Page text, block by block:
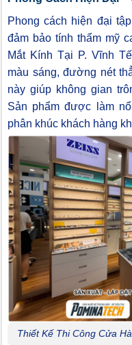
Phong cách hiện đại
đảm bảo tính thẩm mỹ
Mắt Kính Tại P. Vĩnh
màu sáng, đường nét
này giúp không gian
Sản phẩm được làm
phân khúc khách hàng
Thiết Kế Thi Công Cửa